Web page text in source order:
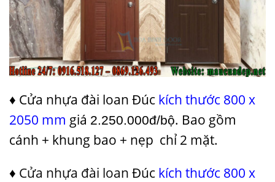
♦ Cửa nhựa đài loan Đúc kích thước 800 x
2050 mm giá 2.250.000đ/bộ. Bao gồm
cánh + khung bao + nẹp chỉ 2 mặt.
♦ Cửa nhựa đài loan Đúc kích thước 800 x